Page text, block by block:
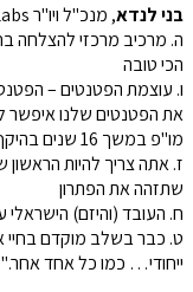
בני לנדא, מנכ"ל ויו"ר Landa Labs:
ה. מרכיב מרכזי להצלחה
הכי טובה
ו. עוצמת הפטנטים –
מו"פ במשך 16 שנים בהיקף של כ-200 מיליון דולר
ז. אתה צריך להיות
שתזהה את הפתרון
ח. העובד (והיזם) הישראלי
ט. כבר בשלב מוקדם
ייחודי… כמו כל אחד אחר."